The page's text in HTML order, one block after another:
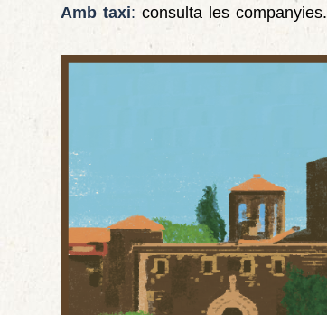
Amb taxi:consulta les companyies.